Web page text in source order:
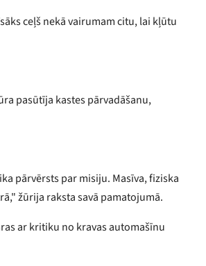
ceļš nekā vairumam citu, lai kļūtu
pasūtīja kastes pārvadāšanu,
pārvērsts par misiju. Masīva, fiziska
žūrija raksta savā pamatojumā.
ar kritiku no kravas automašīnu